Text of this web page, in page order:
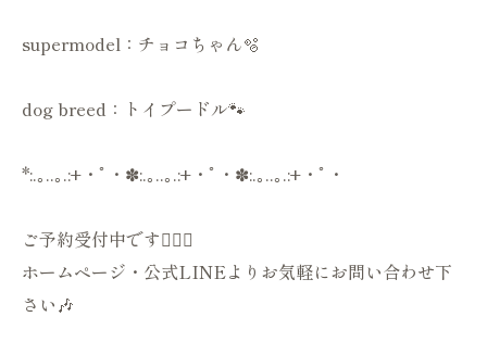
supermodel：チョコちゃん🫧
dog breed：トイプードル🐾
*:.｡..｡.:+・ﾟ・✽:.｡..｡.:+・ﾟ・✽:.｡..｡.:+・ﾟ・
ご予約受付中です💁🏻‍♀️
ホームページ・公式LINEよりお気軽にお問い合わせ下
さい🎶